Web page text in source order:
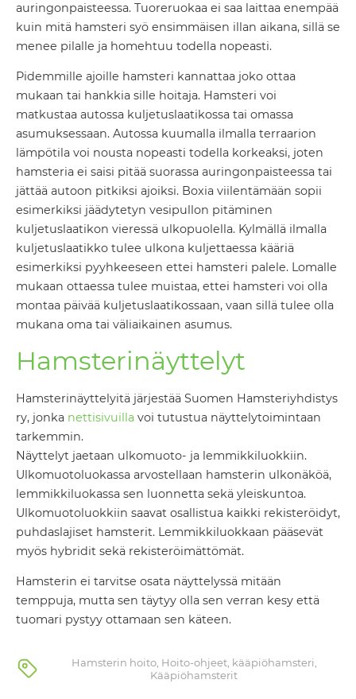
auringonpaisteessa. Tuoreruokaa ei saa laittaa enempää
kuin mitä hamsteri syö ensimmäisen illan aikana, sillä se
menee pilalle ja homehtuu todella nopeasti.
Pidemmille ajoille hamsteri kannattaa joko ottaa
mukaan tai hankkia sille hoitaja. Hamsteri voi
matkustaa autossa kuljetuslaatikossa tai omassa
asumuksessaan. Autossa kuumalla ilmalla terraarion
lämpötila voi nousta nopeasti todella korkeaksi, joten
hamsteria ei saisi pitää suorassa auringonpaisteessa tai
jättää autoon pitkiksi ajoiksi. Boxia viilentämään sopii
esimerkiksi jäädytetyn vesipullon pitäminen
kuljetuslaatikon vieressä ulkopuolella. Kylmällä ilmalla
kuljetuslaatikko tulee ulkona kuljettaessa kääriä
esimerkiksi pyyhkeeseen ettei hamsteri palele. Lomalle
mukaan ottaessa tulee muistaa, ettei hamsteri voi olla
montaa päivää kuljetuslaatikossaan, vaan sillä tulee olla
mukana oma tai väliaikainen asumus.
Hamsterinäyttelyt
Hamsterinäyttelyitä järjestää Suomen Hamsteriyhdistys
ry, jonka nettisivuilla voi tutustua näyttelytoimintaan
tarkemmin.
Näyttelyt jaetaan ulkomuoto- ja lemmikkiluokkiin.
Ulkomuotoluokassa arvostellaan hamsterin ulkonäköä,
lemmikkiluokassa sen luonnetta sekä yleiskuntoa.
Ulkomuotoluokkiin saavat osallistua kaikki rekisteröidyt,
puhdaslajiset hamsterit. Lemmikkiluokkaan pääsevät
myös hybridit sekä rekisteröimättömät.
Hamsterin ei tarvitse osata näyttelyssä mitään
temppuja, mutta sen täytyy olla sen verran kesy että
tuomari pystyy ottamaan sen käteen.
Hamsterin hoito, Hoito-ohjeet, kääpiöhamsteri,
Kääpiöhamsterit